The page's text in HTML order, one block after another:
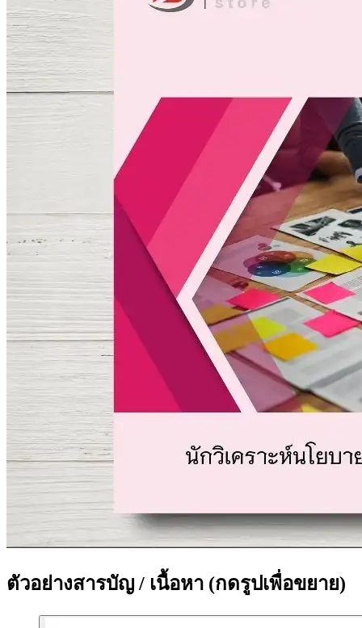
ตัวอย่างสารบัญ / เนื้อหา (กดรูปเพื่อขยาย)